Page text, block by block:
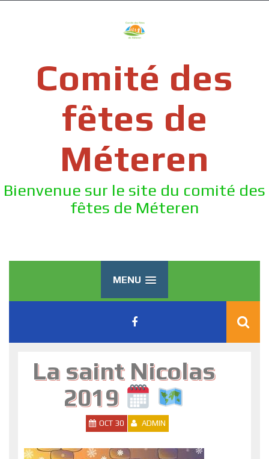
Comité des
fêtes de
Méteren
Bienvenue sur le site du comité des
fêtes de Méteren
MENU
La saint Nicolas
2019
OCT 30 ADMIN